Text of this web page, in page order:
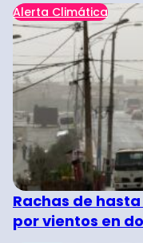
Alerta Climática
Rachas de hasta
por vientos en